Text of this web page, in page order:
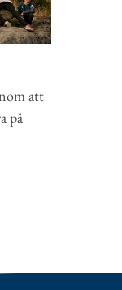
att
på